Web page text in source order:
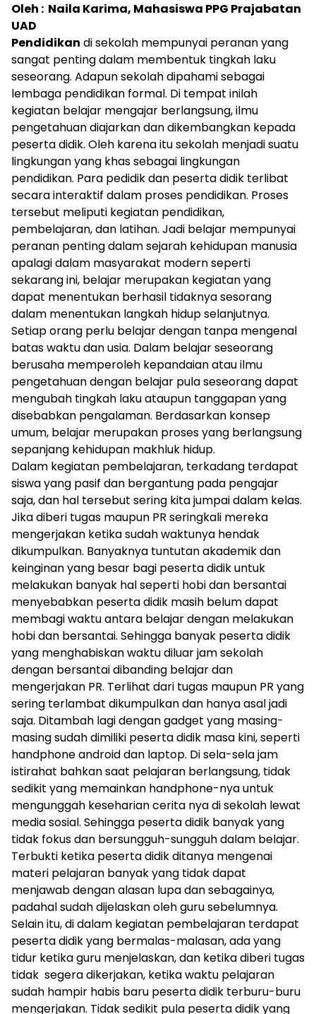
Oleh : Naila Karima, Mahasiswa PPG Prajabatan
UAD
Pendidikan di sekolah mempunyai peranan yang
sangat penting dalam membentuk tingkah laku
seseorang. Adapun sekolah dipahami sebagai
lembaga pendidikan formal. Di tempat inilah
kegiatan belajar mengajar berlangsung, ilmu
pengetahuan diajarkan dan dikembangkan kepada
peserta didik. Oleh karena itu sekolah menjadi suatu
lingkungan yang khas sebagai lingkungan
pendidikan. Para pedidik dan peserta didik terlibat
secara interaktif dalam proses pendidikan. Proses
tersebut meliputi kegiatan pendidikan,
pembelajaran, dan latihan. Jadi belajar mempunyai
peranan penting dalam sejarah kehidupan manusia
apalagi dalam masyarakat modern seperti
sekarang ini, belajar merupakan kegiatan yang
dapat menentukan berhasil tidaknya sesorang
dalam menentukan langkah hidup selanjutnya.
Setiap orang perlu belajar dengan tanpa mengenal
batas waktu dan usia. Dalam belajar seseorang
berusaha memperoleh kepandaian atau ilmu
pengetahuan dengan belajar pula seseorang dapat
mengubah tingkah laku ataupun tanggapan yang
disebabkan pengalaman. Berdasarkan konsep
umum, belajar merupakan proses yang berlangsung
sepanjang kehidupan makhluk hidup.
Dalam kegiatan pembelajaran, terkadang terdapat
siswa yang pasif dan bergantung pada pengajar
saja, dan hal tersebut sering kita jumpai dalam kelas.
Jika diberi tugas maupun PR seringkali mereka
mengerjakan ketika sudah waktunya hendak
dikumpulkan. Banyaknya tuntutan akademik dan
keinginan yang besar bagi peserta didik untuk
melakukan banyak hal seperti hobi dan bersantai
menyebabkan peserta didik masih belum dapat
membagi waktu antara belajar dengan melakukan
hobi dan bersantai. Sehingga banyak peserta didik
yang menghabiskan waktu diluar jam sekolah
dengan bersantai dibanding belajar dan
mengerjakan PR. Terlihat dari tugas maupun PR yang
sering terlambat dikumpulkan dan hanya asal jadi
saja. Ditambah lagi dengan gadget yang masing-
masing sudah dimiliki peserta didik masa kini, seperti
handphone android dan laptop. Di sela-sela jam
istirahat bahkan saat pelajaran berlangsung, tidak
sedikit yang memainkan handphone-nya untuk
mengunggah keseharian cerita nya di sekolah lewat
media sosial. Sehingga peserta didik banyak yang
tidak fokus dan bersungguh-sungguh dalam belajar.
Terbukti ketika peserta didik ditanya mengenai
materi pelajaran banyak yang tidak dapat
menjawab dengan alasan lupa dan sebagainya,
padahal sudah dijelaskan oleh guru sebelumnya.
Selain itu, di dalam kegiatan pembelajaran terdapat
peserta didik yang bermalas-malasan, ada yang
tidur ketika guru menjelaskan, dan ketika diberi tugas
tidak segera dikerjakan, ketika waktu pelajaran
sudah hampir habis baru peserta didik terburu-buru
mengerjakan. Tidak sedikit pula peserta didik yang